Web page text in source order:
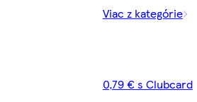
Viac z kategórie
0,79 € s Clubcard